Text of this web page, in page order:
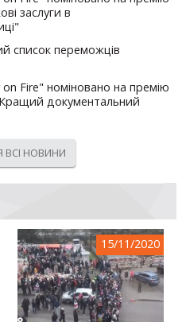
заслуги в
список переможців
on Fire" номіновано на премію
документальний
ВСІ НОВИНИ
15/11/2020